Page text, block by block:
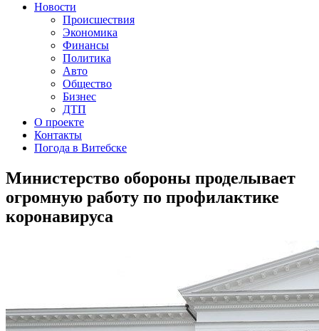
Новости
Происшествия
Экономика
Финансы
Политика
Авто
Общество
Бизнес
ДТП
О проекте
Контакты
Погода в Витебске
Министерство обороны проделывает
огромную работу по профилактике
коронавируса